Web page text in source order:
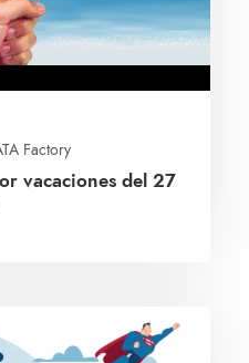
Factory
vacaciones del 27